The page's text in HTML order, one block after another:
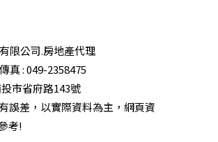
限公司.房地產代理
真 : 049-2358475
市省府路143號
誤差，以實際資料為主， 網頁資
考!